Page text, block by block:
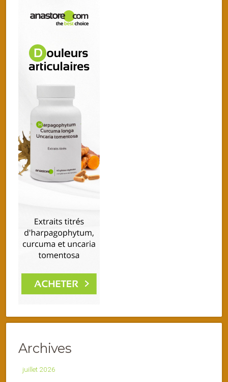
Archives
juillet 2026